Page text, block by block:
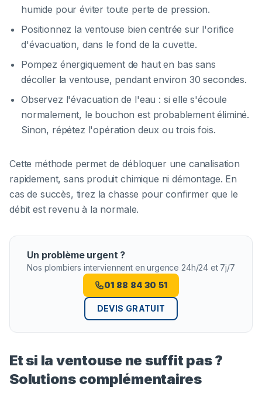
humide pour éviter toute perte de pression.
Positionnez la ventouse bien centrée sur l'orifice
d'évacuation, dans le fond de la cuvette.
Pompez énergiquement de haut en bas sans
décoller la ventouse, pendant environ 30 secondes.
Observez l'évacuation de l'eau : si elle s'écoule
normalement, le bouchon est probablement éliminé.
Sinon, répétez l'opération deux ou trois fois.
Cette méthode permet de débloquer une canalisation
rapidement, sans produit chimique ni démontage. En
cas de succès, tirez la chasse pour confirmer que le
débit est revenu à la normale.
Un problème urgent ?
Nos plombiers interviennent en urgence 24h/24 et 7j/7
01 88 84 30 51
DEVIS GRATUIT
Et si la ventouse ne suffit pas ?
Solutions complémentaires